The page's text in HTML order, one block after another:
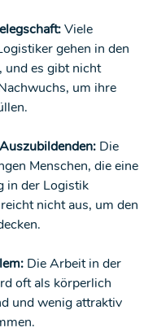
Viele
gehen in den
und es gibt nicht
um ihre
Die
Menschen, die eine
in der Logistik
nicht aus, um den
Die Arbeit in der
oft als körperlich
und wenig attraktiv